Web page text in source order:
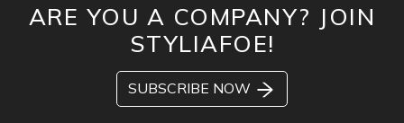
ARE YOU A COMPANY? JOIN
STYLIAFOE!
SUBSCRIBE NOW